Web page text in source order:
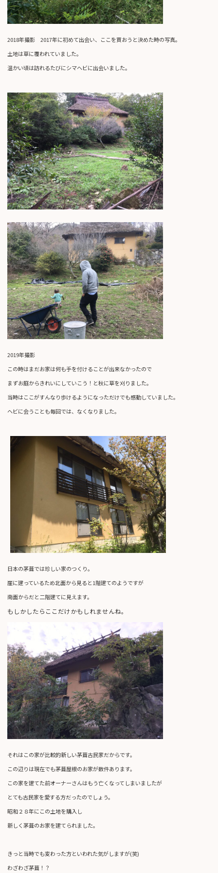
2018年撮影 2017年に初めて出会い、ここを買おうと決めた時の写真。
土地は草に覆われていました。
温かい頃は訪れるたびにシマヘビに出会いました。
2019年撮影
この時はまだお家は何も手を付けることが出来なかったので
まずお庭からきれいにしていこう！と秋に草を刈りました。
当時はここがすんなり歩けるようになっただけでも感動していました。
ヘビに会うことも毎回では、なくなりました。
日本の茅葺では珍しい家のつくり。
崖に建っているため北面から見ると1階建てのようですが
南面からだと二階建てに見えます。
もしかしたらここだけかもしれませんね。
それはこの家が比較的新しい茅葺古民家だからです。
この辺りは現在でも茅葺屋根のお家が数件あります。
この家を建てた前オーナーさんはもう亡くなってしまいましたが
とても古民家を愛する方だったのでしょう。
昭和２８年にこの土地を購入し
新しく茅葺のお家を建てられました。
きっと当時でも変わった方といわれた気がしますが(笑)
わざわざ茅葺！？